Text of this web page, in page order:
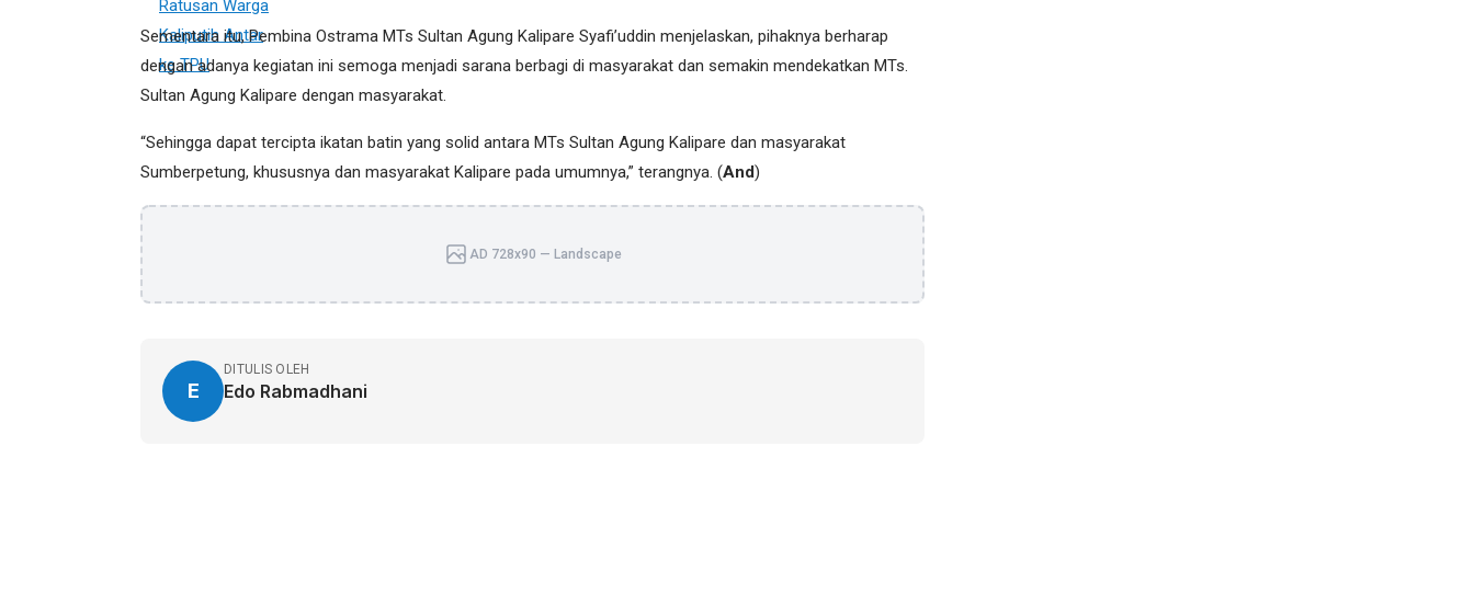
Sementara itu, Pembina Ostrama MTs Sultan Agung Kalipare Syafi’uddin menjelaskan, pihaknya berharap
dengan adanya kegiatan ini semoga menjadi sarana berbagi di masyarakat dan semakin mendekatkan MTs.
Sultan Agung Kalipare dengan masyarakat.
“Sehingga dapat tercipta ikatan batin yang solid antara MTs Sultan Agung Kalipare dan masyarakat
Sumberpetung, khususnya dan masyarakat Kalipare pada umumnya,” terangnya. (And)
AD 728x90 — Landscape
E
DITULIS OLEH
Edo Rabmadhani